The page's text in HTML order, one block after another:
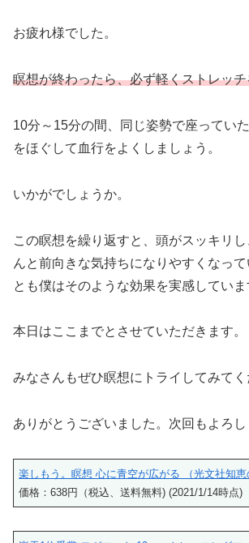
お疲れ様でした。
瞑想が終わったら、必ず軽くストレッ
10分～15分の間、同じ姿勢で座ってい
をほぐして血行をよくしましょう。
いかがでしょうか。
この瞑想を繰り返すと、頭がスッキリ
んと前向きな気持ちになりやすくなって
とも僕はそのような効果を実感していま
本日はここまでとさせていただきます。
みなさんもぜひ瞑想にトライしてみてく
ありがとうございました。次回もよろし
楽しもう。瞑想 心に青空が広がる （光文社知恵
価格：638円（税込、送料無料) (2021/1/14時点)